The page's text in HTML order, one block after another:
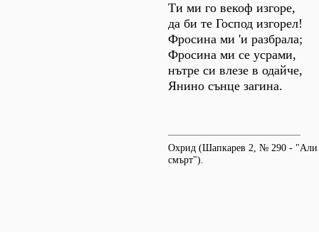
Ти ми го векоф изгоре,
да би те Господ изгорел!
Фросина ми 'и разбрала;
Фросина ми се усрами,
нътре си влезе в одайче,
Янино сънце загина.
Охрид (Шапкарев 2, № 290 - "Али
смърт").